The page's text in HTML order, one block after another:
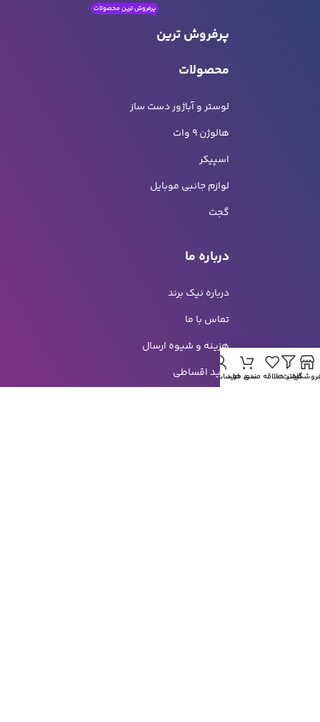
پرفروش ترین
محصولات
پرفروش ترین محصولات
لوستر و آباژور دست ساز
هالوژن 9 وات
اسپیکر
لوازم جانبی موبایل
گجت
درباره ما
درباره نیک برند
تماس با ما
هزینه و شیوه ارسال
خرید اقساطی
فیلتر ها
لیست علاقه مندی ها
سبد خریدحساب من